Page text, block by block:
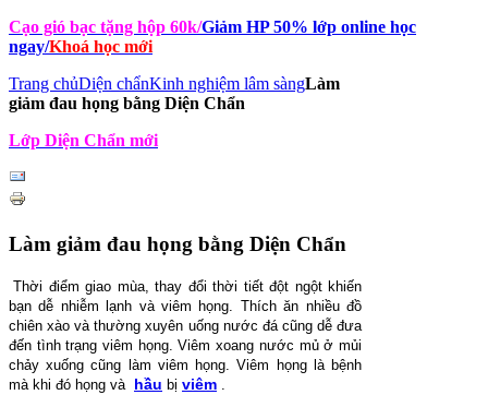
Cạo gió bạc tặng hộp 60k/Giảm HP 50% lớp online học
ngay/Khoá học mới
Trang chủDiện chẩnKinh nghiệm lâm sàngLàm
giảm đau họng bằng Diện Chẩn
Lớp Diện Chẩn mới
Làm giảm đau họng bằng Diện Chẩn
Thời điểm giao mùa, thay đổi thời tiết đột ngột khiến
bạn dễ nhiễm lạnh và viêm họng. Thích ăn nhiều đồ
chiên xào và thường xuyên uống nước đá cũng dễ đưa
đến tình trạng viêm họng. Viêm xoang nước mủ ở mủi
chảy xuống cũng làm viêm họng. Viêm họng là bệnh
mà khi đó họng và hầu bị viêm .